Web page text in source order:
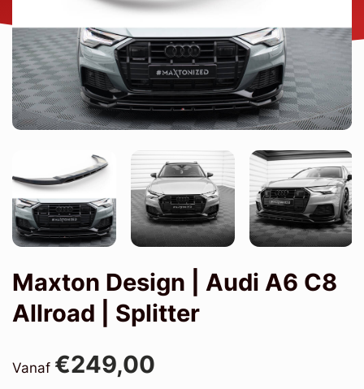
Maxton Design | Audi A6 C8
Allroad | Splitter
Vanaf €249,00